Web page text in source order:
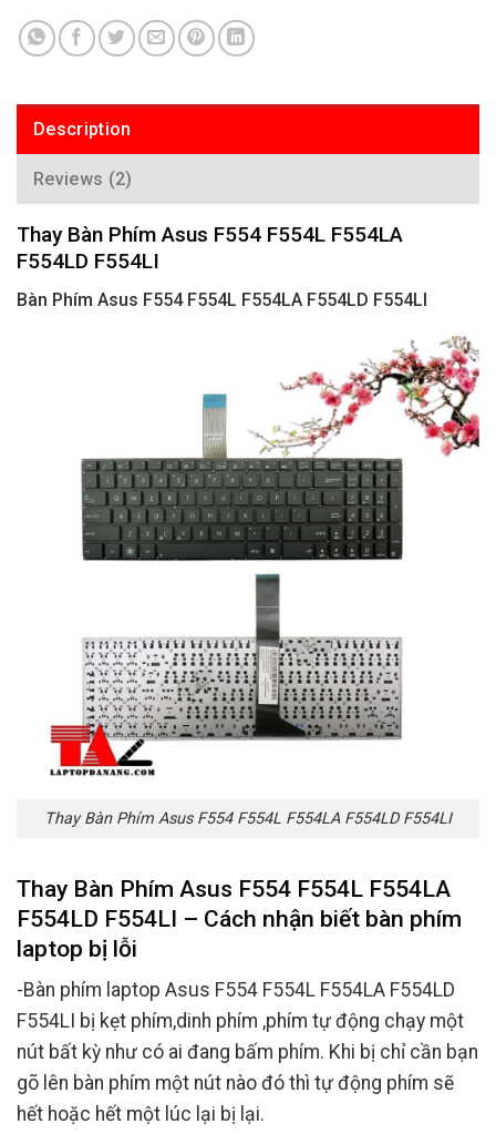
Description
Reviews (2)
Thay Bàn Phím Asus F554 F554L F554LA
F554LD F554LI
Bàn Phím Asus F554 F554L F554LA F554LD F554LI
Thay Bàn Phím Asus F554 F554L F554LA F554LD F554LI
Thay Bàn Phím Asus F554 F554L F554LA
F554LD F554LI – Cách nhận biết bàn phím
laptop bị lỗi
-Bàn phím laptop Asus F554 F554L F554LA F554LD
F554LI bị kẹt phím,dinh phím ,phím tự động chạy một
nút bất kỳ như có ai đang bấm phím. Khi bị chỉ cần bạn
gõ lên bàn phím một nút nào đó thì tự động phím sẽ
hết hoặc hết một lúc lại bị lại.